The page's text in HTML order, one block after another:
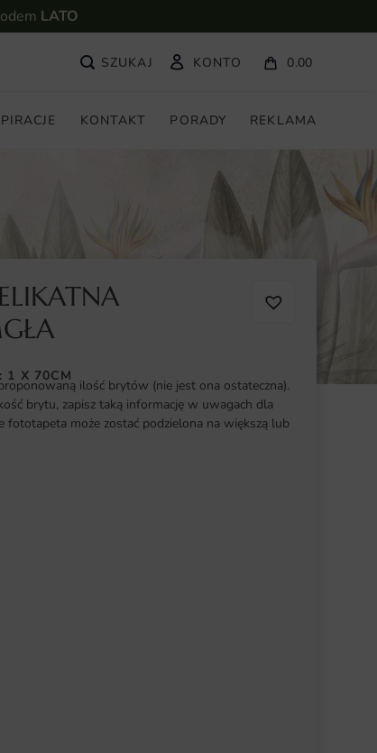
LATO
KONTO 0.00
KONTAKT PORADY REKLAMA
1 X 70CM
ilość brytów (nie jest ona ostateczna).
brytu, zapisz taką informację w uwagach dla
fototapeta może zostać podzielona na większą lub